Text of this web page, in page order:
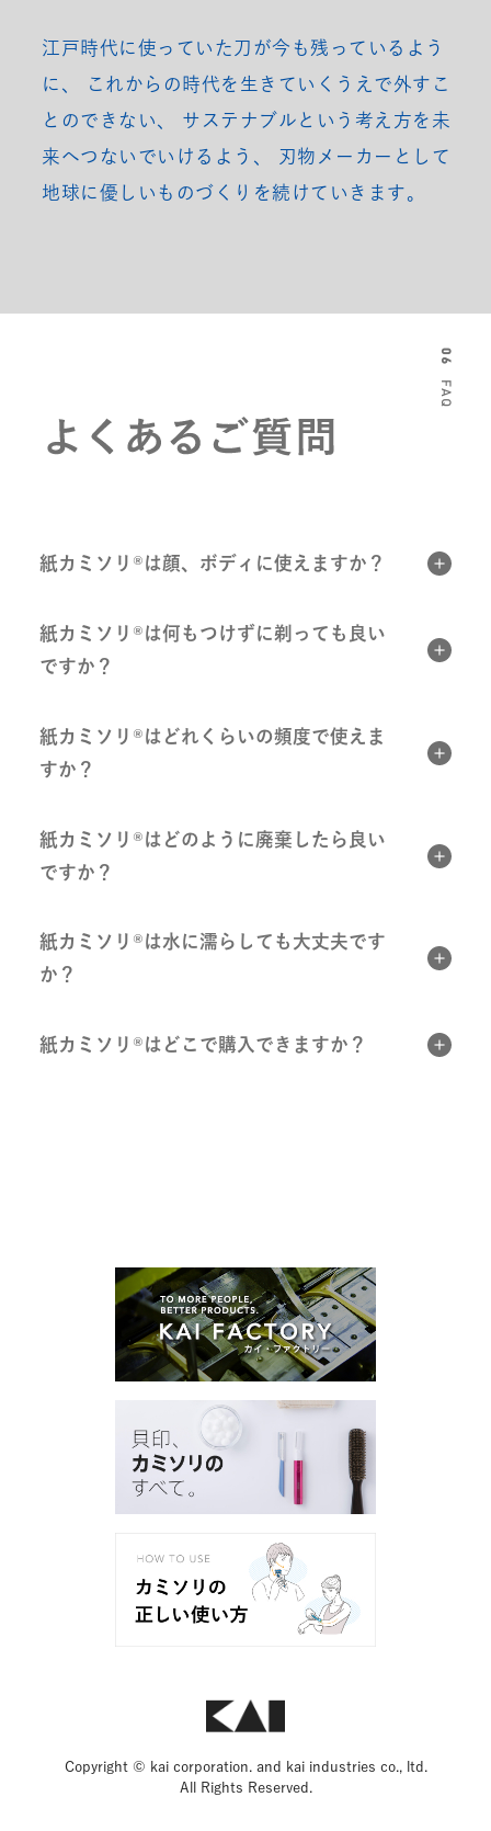
江戸時代に使っていた刀が今も残っているよう
に、
これからの時代を生きていくうえで外すこ
とのできない、
サステナブルという考え方を未
来へつないでいけるよう、
刃物メーカーとして
地球に優しいものづくりを続けていきます。
紙カミソリ®は顔、ボディに使えますか？
紙カミソリ®は何もつけずに剃っても良い
ですか？
紙カミソリ®はどれくらいの頻度で使えま
すか？
紙カミソリ®はどのように廃棄したら良い
ですか？
紙カミソリ®は水に濡らしても大丈夫です
か？
紙カミソリ®はどこで購入できますか？
Copyright © kai corporation. and kai industries co., ltd.
All Rights Reserved.